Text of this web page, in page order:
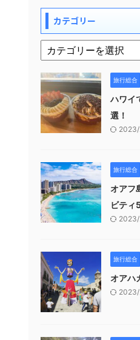
カテゴリー
旅行総合
ハワイ
選！
旅行総合
オアフ
ビティ
旅行総合
オアハ